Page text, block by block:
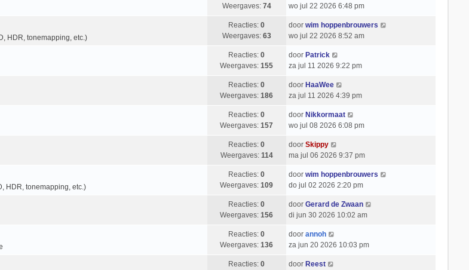
Weergaves: 74
wo jul 22 2026 6:48 pm
HDR, tonemapping, etc.)
Reacties:0
Weergaves: 63
door wim hoppenbrouwers
wo jul 22 2026 8:52 am
Reacties:0
Weergaves:155
door Patrick
za jul 11 2026 9:22 pm
Reacties:0
Weergaves:186
door HaaWee
za jul 11 2026 4:39 pm
Reacties:0
Weergaves:157
door Nikkormaat
wo jul 08 2026 6:08 pm
Reacties:0
Weergaves: 114
door Skippy
ma jul 06 2026 9:37 pm
HDR, tonemapping, etc.)
Reacties:0
Weergaves:109
door wim hoppenbrouwers
do jul 02 2026 2:20 pm
Reacties:0
Weergaves:156
door Gerard de Zwaan
di jun 30 2026 10:02 am
Reacties:0
Weergaves:136
door annoh
za jun 20 2026 10:03 pm
Reacties:0
door Reest